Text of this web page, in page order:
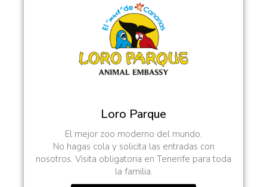
changing
dates.
date.
Press
the
question
mark
key
keyboard
shortcuts
for
changing
dates.
Loro Parque
El mejor zoo moderno del mundo.
No hagas cola y solicita las entradas con
nosotros. Visita obligatoria en Tenerife para toda
la familia.